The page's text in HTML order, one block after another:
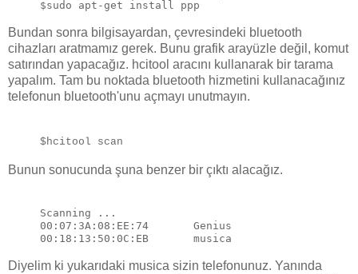
Bundan sonra bilgisayardan, çevresindeki bluetooth
cihazları aratmamız gerek. Bunu grafik arayüzle değil, komut
satırından yapacağız. hcitool aracını kullanarak bir tarama
yapalım. Tam bu noktada bluetooth hizmetini kullanacağınız
telefonun bluetooth'unu açmayı unutmayın.
$hcitool scan
Bunun sonucunda şuna benzer bir çıktı alacağız.
Scanning ...
00:07:3A:08:EE:74       Genius
Diyelim ki yukarıdaki musica sizin telefonunuz. Yanında